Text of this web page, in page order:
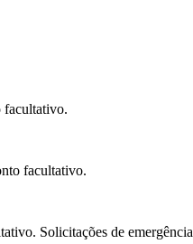
facultativo.
facultativo.
Solicitações de emergência